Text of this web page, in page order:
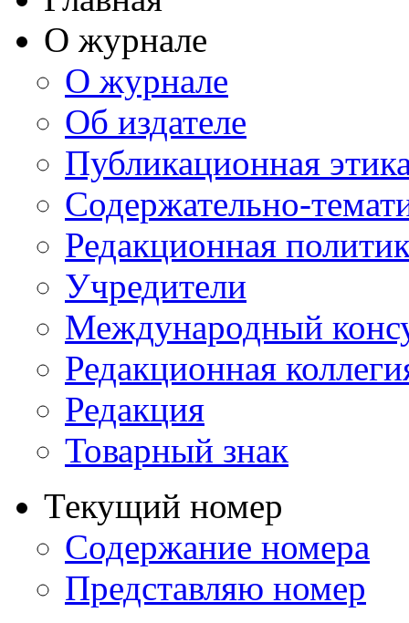
О журнале
О журнале
Об издателе
Публикационная
Содержательно-
Редакционная
Учредители
Международный
Редакционная
Редакция
Товарный знак
Текущий номер
Содержание номера
Представляю номер